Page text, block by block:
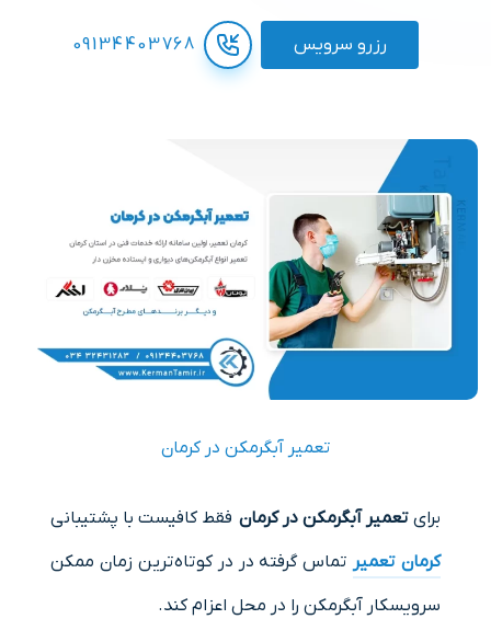
رزرو سرویس 09134403768
تعمیر آبگرمکن در کرمان
برایتعمیر آبگرمکن در کرمان فقط کافیست با پشتیبانی
کرمان تعمیر تماس گرفته در در کوتاه‌ترین زمان ممکن
سرویسکار آبگرمکن را در محل اعزام کند.